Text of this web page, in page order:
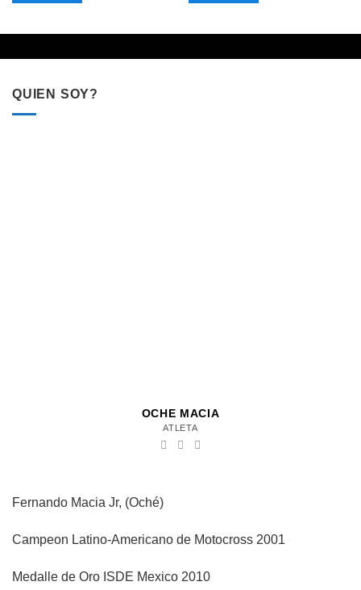
QUIEN SOY?
OCHE MACIA
ATLETA
Fernando Macia Jr, (Oché)
Campeon Latino-Americano de Motocross 2001
Medalle de Oro ISDE Mexico 2010